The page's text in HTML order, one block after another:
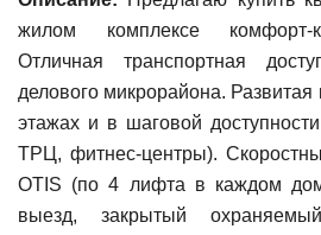
жилом комплексе комфорт-
Отличная транспортная
делового микрорайона.
этажах и в шаговой
ТРЦ, фитнес-центры).
OTIS (по 4 лифта в каждом
выезд, закрытый